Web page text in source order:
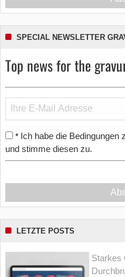
SPECIAL NEWSLETTER
Top news for the
* Ich habe die Bedingungen
und stimme diesen zu.
LETZTE POSTS
Starkes